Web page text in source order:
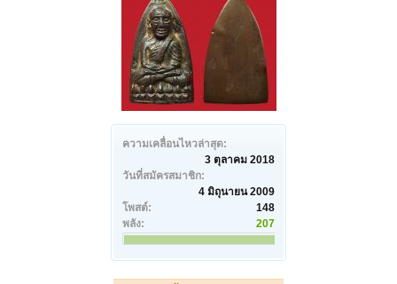
ความเคลื่อนไหวล่าสุด:
3 ตุลาคม 2018
วันที่สมัครสมาชิก:
4 มิถุนายน 2009
โพสต์:
148
พลัง:
207